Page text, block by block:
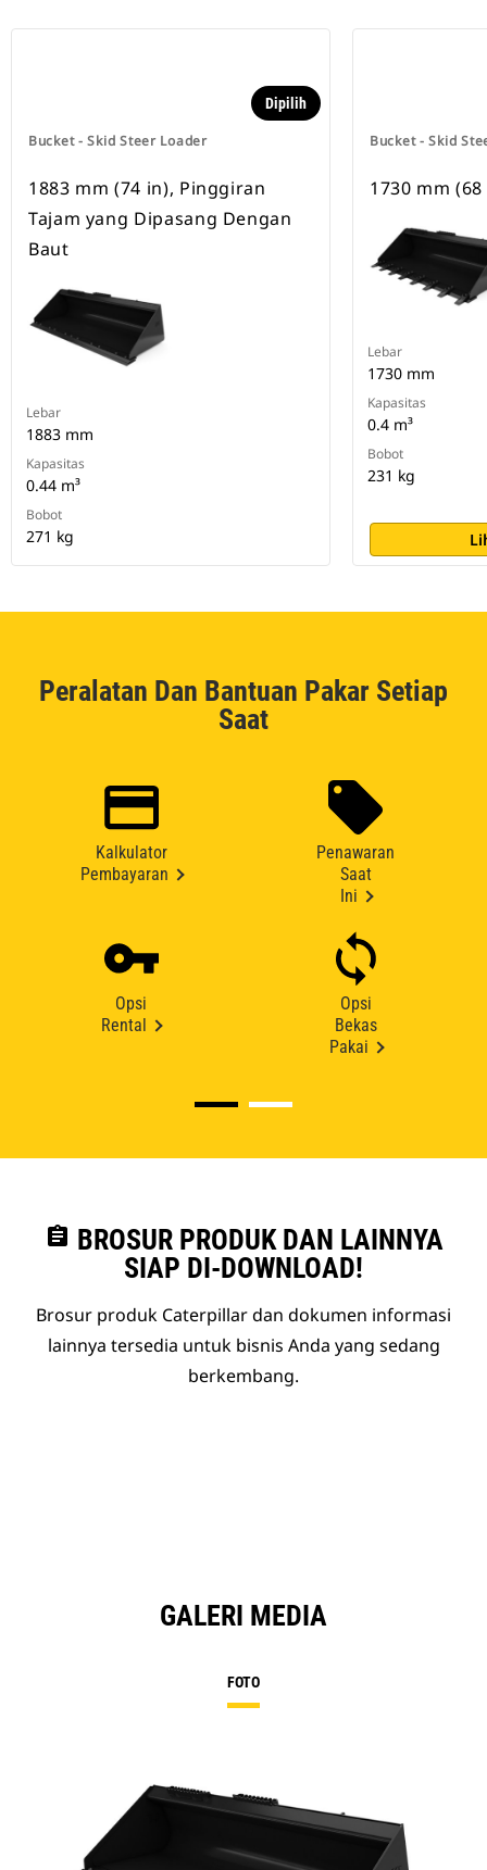
Bucket - Skid Steer Loader
Dipilih
1883 mm (74 in), Pinggiran
Tajam yang Dipasang Dengan
Baut
Lebar
1883 mm
Kapasitas
0.44 m³
Bobot
271 kg
Bucket - Skid
1730 mm
Lebar
1730 mm
Kapasitas
0.4 m³
Bobot
231 kg
Peralatan Dan Bantuan Pakar Setiap
Saat
Kalkulator
Pembayaran
Penawaran
Saat
Ini
Opsi
Rental
Opsi
Bekas
Pakai
assignment BROSUR PRODUK DAN LAINNYA
SIAP DI-DOWNLOAD!
Brosur produk Caterpillar dan dokumen informasi
lainnya tersedia untuk bisnis Anda yang sedang
berkembang.
GALERI MEDIA
FOTO